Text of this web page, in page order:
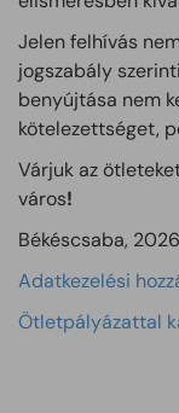
Jelen felhívás
jogszabály
benyújtása nem
kötelezettséget,
Várjuk az
város!
Békéscsaba,
Adatkezelési
Ötletpályázattal